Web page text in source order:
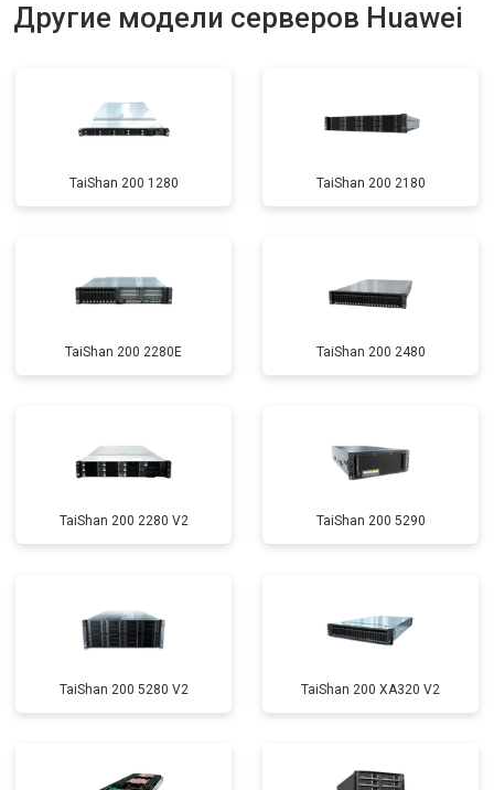
Другие модели серверов Huawei
TaiShan 200 1280 TaiShan 200 2180
TaiShan 200 2280E TaiShan 200 2480
TaiShan 200 2280 V2 TaiShan 200 5290
TaiShan 200 5280 V2 TaiShan 200 XA320 V2